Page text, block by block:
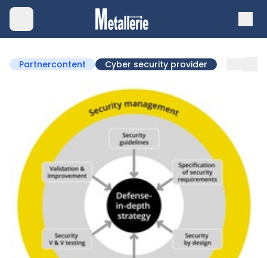
Partnercontent Cyber security provider